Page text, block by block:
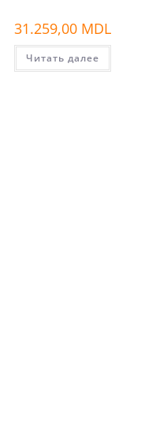
31.259,00 MDL
Читать далее